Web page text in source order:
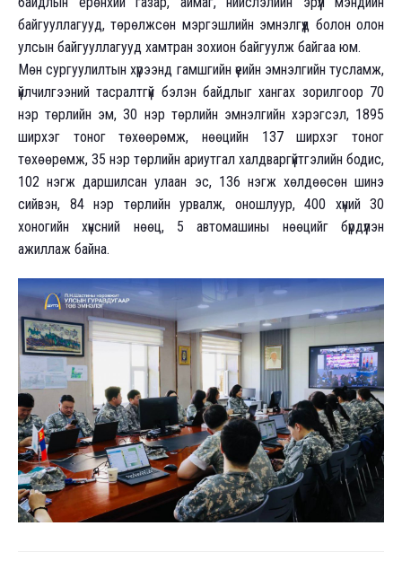
байгууллагууд, төрөлжсөн мэргэшлийн эмнэлгүүд болон олон
улсын байгууллагууд хамтран зохион байгуулж байгаа юм.
Мөн сургуулилтын хүрээнд гамшгийн үеийн эмнэлгийн тусламж,
үйлчилгээний тасралтгүй бэлэн байдлыг хангах зорилгоор 70
нэр төрлийн эм, 30 нэр төрлийн эмнэлгийн хэрэгсэл, 1895
ширхэг тоног төхөөрөмж, нөөцийн 137 ширхэг тоног
төхөөрөмж, 35 нэр төрлийн ариутгал халдваргүйтгэлийн бодис,
102 нэгж даршилсан улаан эс, 136 нэгж хөлдөөсөн шинэ
сийвэн, 84 нэр төрлийн урвалж, оношлуур, 400 хүний 30
хоногийн хүнсний нөөц, 5 автомашины нөөцийг бүрдүүлэн
ажиллаж байна.